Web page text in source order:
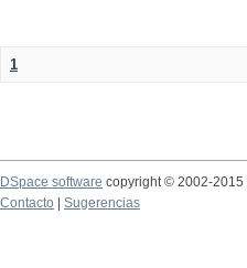
1
DSpace software copyright © 2002-2015
Contacto
Sugerencias